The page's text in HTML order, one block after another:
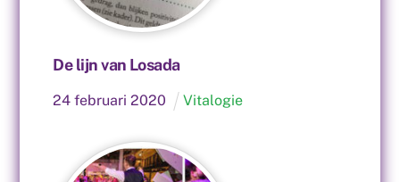
De lijn van Losada
24 februari 2020 Vitalogie